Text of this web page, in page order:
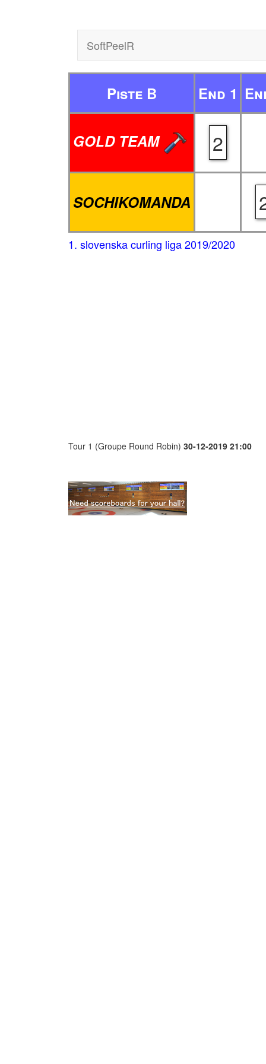
SoftPeelR
Piste B End 1
GOLD TEAM 2
SOCHIKOMANDA
1. slovenska curling liga 2019/2020
Tour 1 (Groupe Round Robin) 30-12-2019 21:00